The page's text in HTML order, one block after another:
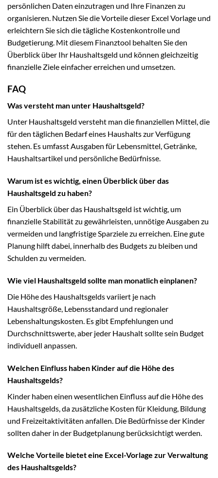
persönlichen Daten einzutragen und Ihre Finanzen zu
organisieren. Nutzen Sie die Vorteile dieser Excel Vorlage und
erleichtern Sie sich die tägliche Kostenkontrolle und
Budgetierung. Mit diesem Finanztool behalten Sie den
Überblick über Ihr Haushaltsgeld und können gleichzeitig
finanzielle Ziele einfacher erreichen und umsetzen.
FAQ
Was versteht man unter Haushaltsgeld?
Unter Haushaltsgeld versteht man die finanziellen Mittel, die
für den täglichen Bedarf eines Haushalts zur Verfügung
stehen. Es umfasst Ausgaben für Lebensmittel, Getränke,
Haushaltsartikel und persönliche Bedürfnisse.
Warum ist es wichtig, einen Überblick über das
Haushaltsgeld zu haben?
Ein Überblick über das Haushaltsgeld ist wichtig, um
finanzielle Stabilität zu gewährleisten, unnötige Ausgaben zu
vermeiden und langfristige Sparziele zu erreichen. Eine gute
Planung hilft dabei, innerhalb des Budgets zu bleiben und
Schulden zu vermeiden.
Wie viel Haushaltsgeld sollte man monatlich einplanen?
Die Höhe des Haushaltsgelds variiert je nach
Haushaltsgröße, Lebensstandard und regionaler
Lebenshaltungskosten. Es gibt Empfehlungen und
Durchschnittswerte, aber jeder Haushalt sollte sein Budget
individuell anpassen.
Welchen Einfluss haben Kinder auf die Höhe des
Haushaltsgelds?
Kinder haben einen wesentlichen Einfluss auf die Höhe des
Haushaltsgelds, da zusätzliche Kosten für Kleidung, Bildung
und Freizeitaktivitäten anfallen. Die Bedürfnisse der Kinder
sollten daher in der Budgetplanung berücksichtigt werden.
Welche Vorteile bietet eine Excel-Vorlage zur Verwaltung
des Haushaltsgelds?